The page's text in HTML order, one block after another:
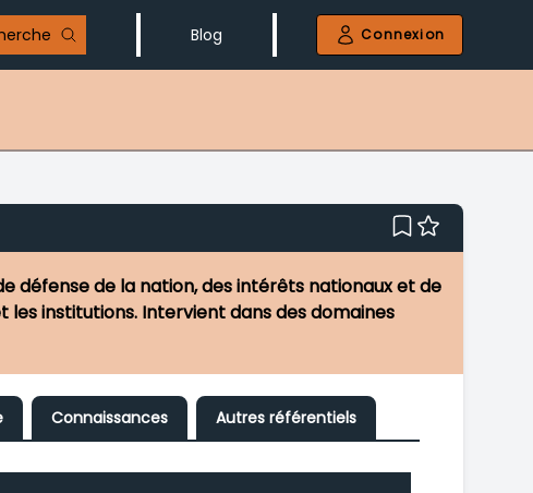
Blog Connexion
de la nation, des intérêts nationaux et de
institutions. Intervient dans des domaines
Connaissances Autres référentiels